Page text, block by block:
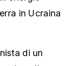
in Ucraina
di un